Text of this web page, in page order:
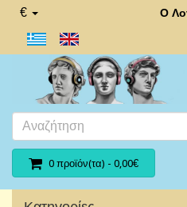
€ Ο
0 προϊόν(τα) - 0,00€